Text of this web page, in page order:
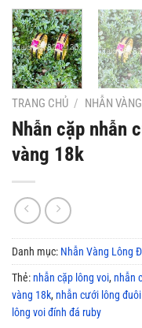
TRANG CHỦ / NHẪN
Nhẫn cặp nhẫn
vàng 18k
Danh mục: Nhẫn Vàng Lông
Thẻ: nhẫn cặp lông voi, nhẫn
vàng 18k, nhẫn cưới lông
lông voi đính đá ruby